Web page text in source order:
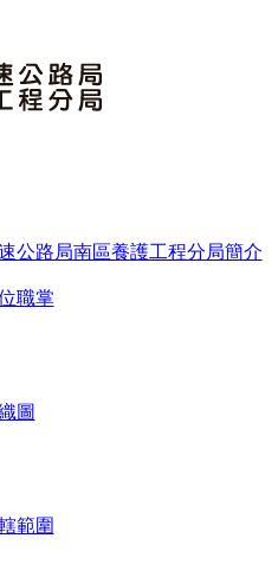
公路局南區養護工程分局簡介
職掌
圖
範圍